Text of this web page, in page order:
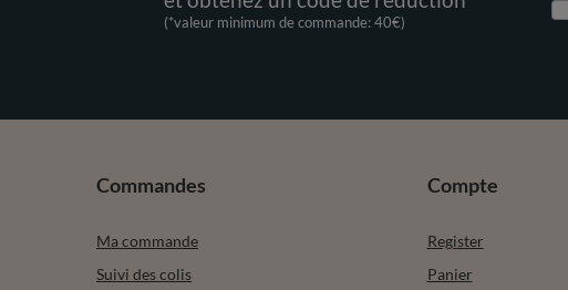
(*valeur minimum de commande: 40€)
Commandes
Ma commande
Suivi des colis
Compte
Register
Panier